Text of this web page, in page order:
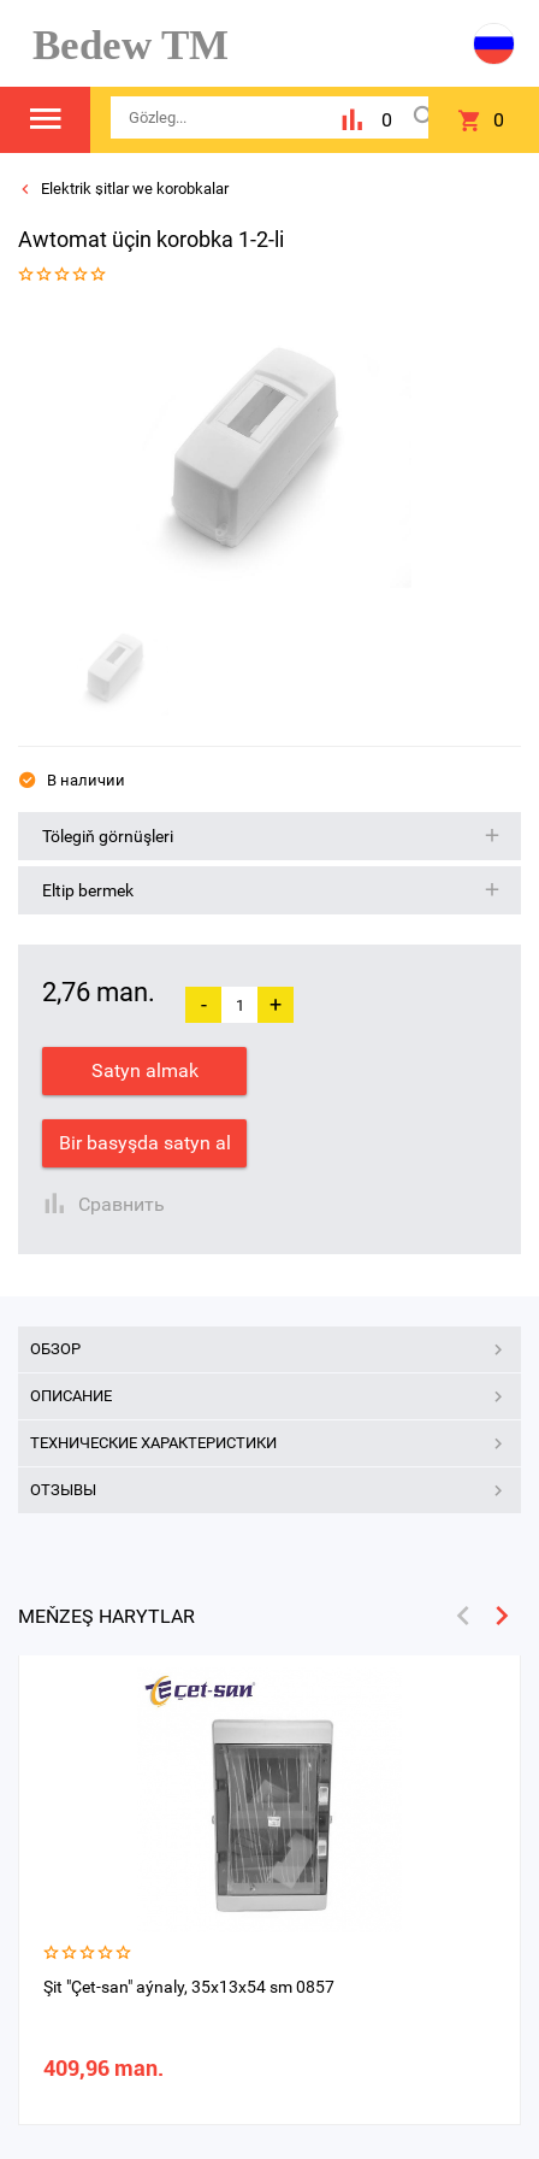
Bedew TM
0 0
Elektrik şitlar we korobkalar
Awtomat üçin korobka 1-2-li
В наличии
Tölegiň görnüşleri
Eltip bermek
2,76 man. - +
Satyn almak
Bir basyşda satyn al
Сравнить
ОБЗОР
ОПИСАНИЕ
ТЕХНИЧЕСКИЕ ХАРАКТЕРИСТИКИ
ОТЗЫВЫ
MEŇZEŞ HARYTLAR
Şit "Çet-san" aýnaly, 35x13x54 sm 0857
409,96 man.